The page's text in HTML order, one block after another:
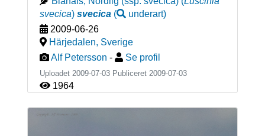
svecica) svecica( underart)
2009-06-26
Härjedalen, Sverige
Alf Petersson - Se profil
Uploadet 2009-07-03 Publiceret 2009-07-03
1964